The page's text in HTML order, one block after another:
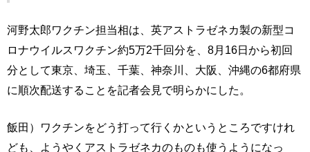
河野太郎ワクチン担当相は、英アストラゼネカ製の新型コ
ロナウイルスワクチン約5万2千回分を、8月16日から初回
分として東京、埼玉、千葉、神奈川、大阪、沖縄の6都府県
に順次配送することを記者会見で明らかにした。
飯田）ワクチンをどう打って行くかというところですけれ
ども、ようやくアストラゼネカのものも使うようになっ